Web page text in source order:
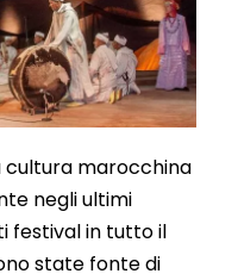
cultura marocchina
negli ultimi
festival in tutto il
state fonte di